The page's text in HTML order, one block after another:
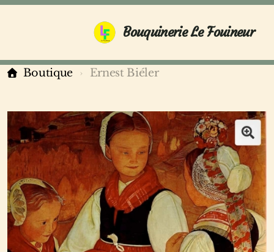
Bouquinerie Le Fouineur
Boutique Ernest Biéler